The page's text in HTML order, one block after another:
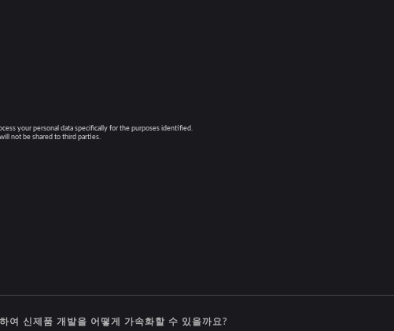
여 신제품 개발을 어떻게 가속화할 수 있을까요?